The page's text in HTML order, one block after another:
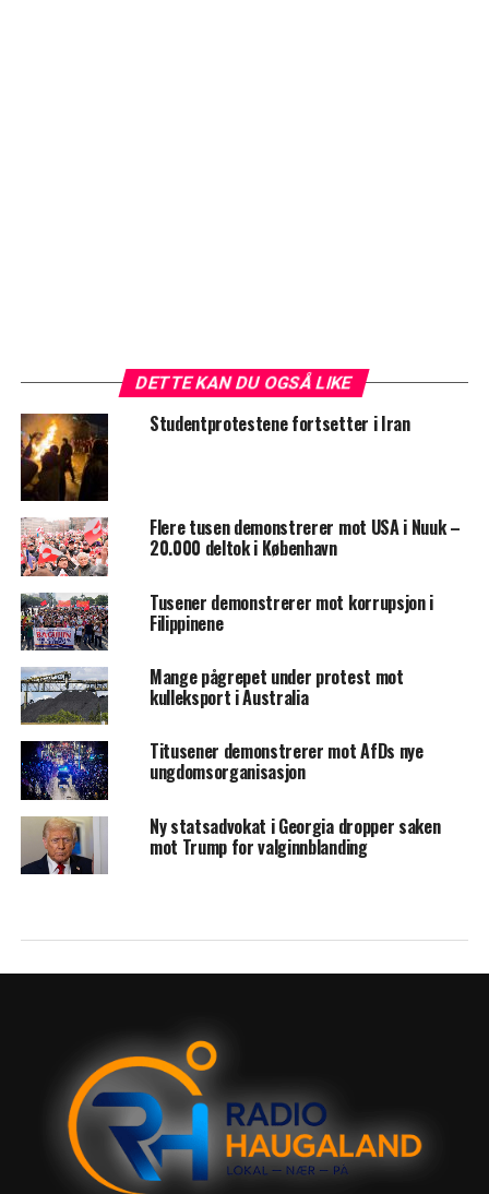
DETTE KAN DU OGSÅ LIKE
Studentprotestene fortsetter i Iran
Flere tusen demonstrerer mot USA i Nuuk –
20.000 deltok i København
Tusener demonstrerer mot korrupsjon i
Filippinene
Mange pågrepet under protest mot
kulleksport i Australia
Titusener demonstrerer mot AfDs nye
ungdomsorganisasjon
Ny statsadvokat i Georgia dropper saken
mot Trump for valginnblanding